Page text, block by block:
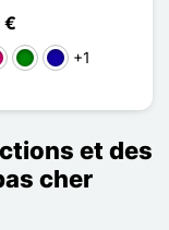
€
VihreäBleu Foncé
+1
et des
cher